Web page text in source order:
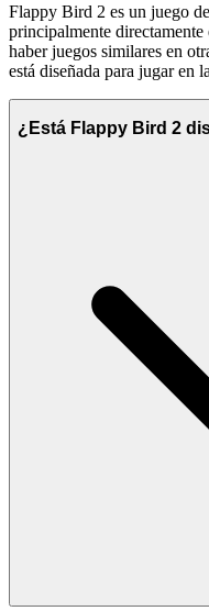
Flappy Bird 2 es un juego
principalmente
haber juegos similares en
está diseñada para jugar en
¿Está Flappy Bird 2